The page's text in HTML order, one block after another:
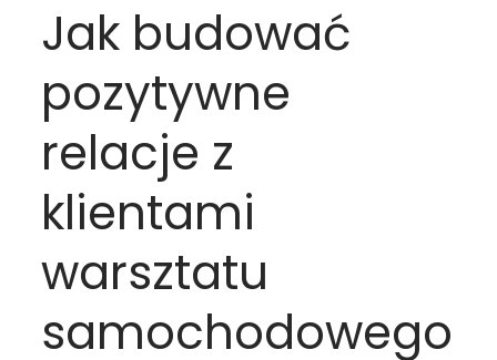
Jak budować
pozytywne
relacje z
klientami
warsztatu
samochodowego